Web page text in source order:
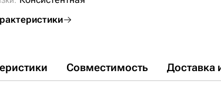
Совместимость Доставка